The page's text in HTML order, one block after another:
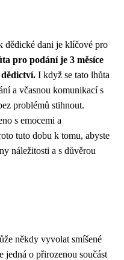
dědické dani je klíčové pro
pro podání je 3 měsíce
I když se tato lhůta
a včasnou komunikací s
problémů stihnout.
s emocemi a
tuto dobu k tomu, abyste
náležitosti a s důvěrou
někdy vyvolat smíšené
jedná o přirozenou součást